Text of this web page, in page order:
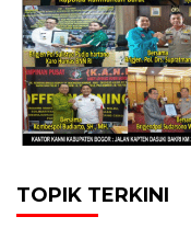
TOPIK TERKINI